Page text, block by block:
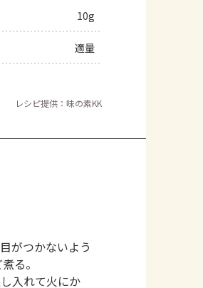
10g
適量
レシピ提供：味の素KK
がつかないよう
る。
入れて火にか